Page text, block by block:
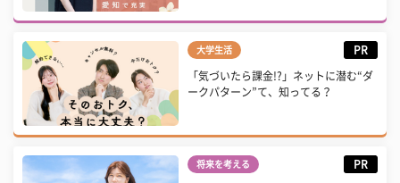
大学生活 PR
「気づいたら課金!?」ネットに潜む“ダ
ークパターン”て、知ってる？
将来を考える PR